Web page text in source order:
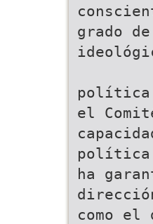
grado
política
el
política
ha
como